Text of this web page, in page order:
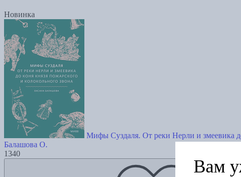
Новинка
Мифы Суздаля. От реки Нерли и змеевика
Балашова О.
1340
Вам